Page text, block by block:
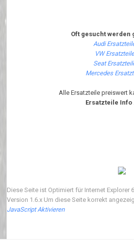
Oft gesucht werden
Audi
VW Ersatzteile
Seat
Mercedes
Alle Ersatzteile preiswert
Ersatzteile Info
Diese Seite ist Optimiert für Internet Explorer
Version 1.6.x Um diese Seite korrekt
JavaScript Aktivieren